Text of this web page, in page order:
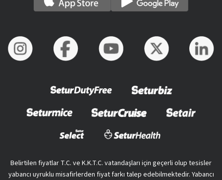
Belirtilen fiyatlar T.C. ve K.K.T.C. vatandaşları için geçerli olup tesisler
yabancı uyruklu misafirlerden fiyat farkı talep edebilmektedir. Yabancı